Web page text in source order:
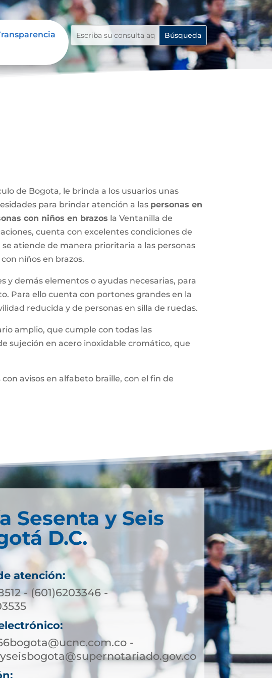
de Bogota, le brinda a los usuarios unas
para brindar atención a las personas en
con niños en brazos la Ventanilla de
cuenta con excelentes condiciones de
se atiende de manera prioritaria a las personas
niños en brazos.
y demás elementos o ayudas necesarias, para
Para ello cuenta con portones grandes en la
reducida y de personas en silla de ruedas.
amplio, que cumple con todas las
sujeción en acero inoxidable cromático, que
avisos en alfabeto braille, con el fin de
Sesenta y Seis
D.C.
atención:
- (601)6203346 -
-